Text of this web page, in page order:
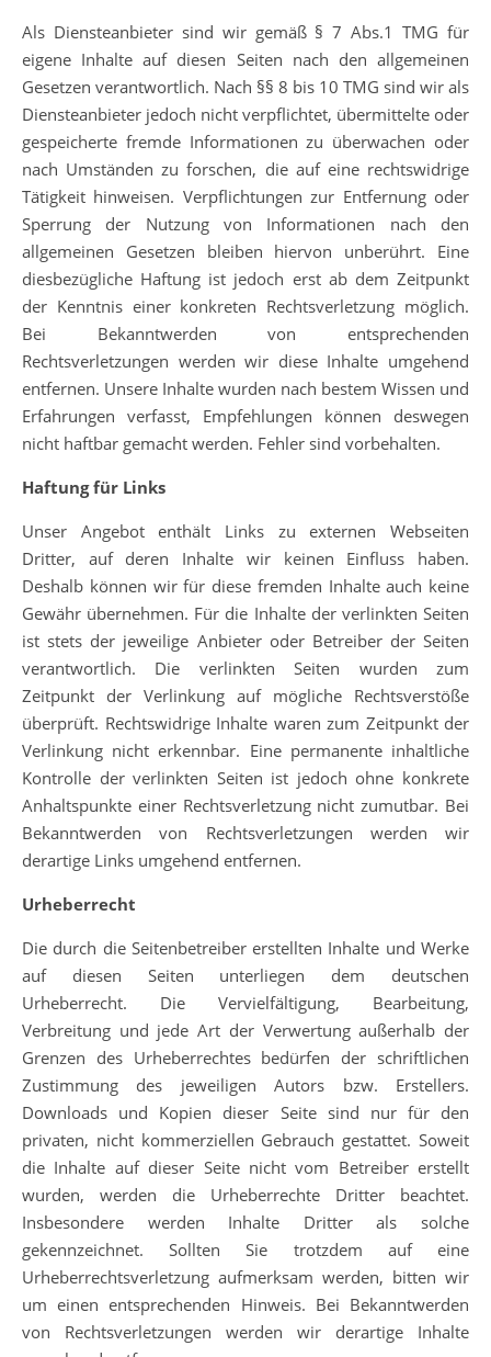
Als Diensteanbieter sind wir gemäß § 7 Abs.1 TMG für
eigene Inhalte auf diesen Seiten nach den allgemeinen
Gesetzen verantwortlich. Nach §§ 8 bis 10 TMG sind wir als
Diensteanbieter jedoch nicht verpflichtet, übermittelte oder
gespeicherte fremde Informationen zu überwachen oder
nach Umständen zu forschen, die auf eine rechtswidrige
Tätigkeit hinweisen. Verpflichtungen zur Entfernung oder
Sperrung der Nutzung von Informationen nach den
allgemeinen Gesetzen bleiben hiervon unberührt. Eine
diesbezügliche Haftung ist jedoch erst ab dem Zeitpunkt
der Kenntnis einer konkreten Rechtsverletzung möglich.
Bei Bekanntwerden von entsprechenden
Rechtsverletzungen werden wir diese Inhalte umgehend
entfernen. Unsere Inhalte wurden nach bestem Wissen und
Erfahrungen verfasst, Empfehlungen können deswegen
nicht haftbar gemacht werden. Fehler sind vorbehalten.
Haftung für Links
Unser Angebot enthält Links zu externen Webseiten
Dritter, auf deren Inhalte wir keinen Einfluss haben.
Deshalb können wir für diese fremden Inhalte auch keine
Gewähr übernehmen. Für die Inhalte der verlinkten Seiten
ist stets der jeweilige Anbieter oder Betreiber der Seiten
verantwortlich. Die verlinkten Seiten wurden zum
Zeitpunkt der Verlinkung auf mögliche Rechtsverstöße
überprüft. Rechtswidrige Inhalte waren zum Zeitpunkt der
Verlinkung nicht erkennbar. Eine permanente inhaltliche
Kontrolle der verlinkten Seiten ist jedoch ohne konkrete
Anhaltspunkte einer Rechtsverletzung nicht zumutbar. Bei
Bekanntwerden von Rechtsverletzungen werden wir
derartige Links umgehend entfernen.
Urheberrecht
Die durch die Seitenbetreiber erstellten Inhalte und Werke
auf diesen Seiten unterliegen dem deutschen
Urheberrecht. Die Vervielfältigung, Bearbeitung,
Verbreitung und jede Art der Verwertung außerhalb der
Grenzen des Urheberrechtes bedürfen der schriftlichen
Zustimmung des jeweiligen Autors bzw. Erstellers.
Downloads und Kopien dieser Seite sind nur für den
privaten, nicht kommerziellen Gebrauch gestattet. Soweit
die Inhalte auf dieser Seite nicht vom Betreiber erstellt
wurden, werden die Urheberrechte Dritter beachtet.
Insbesondere werden Inhalte Dritter als solche
gekennzeichnet. Sollten Sie trotzdem auf eine
Urheberrechtsverletzung aufmerksam werden, bitten wir
um einen entsprechenden Hinweis. Bei Bekanntwerden
von Rechtsverletzungen werden wir derartige Inhalte